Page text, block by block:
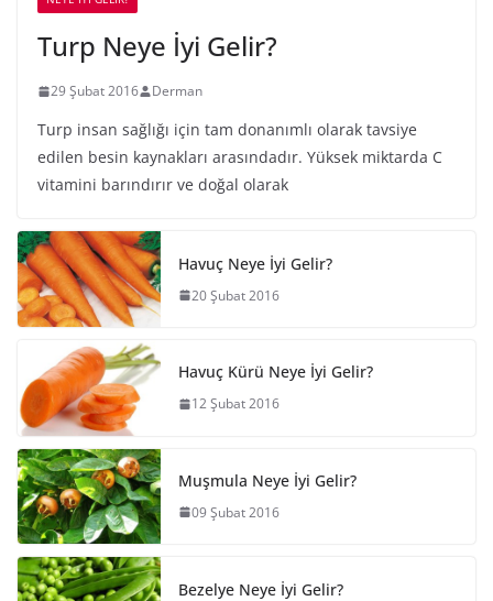
Turp Neye İyi Gelir?
29 Şubat 2016 Derman
Turp insan sağlığı için tam donanımlı olarak tavsiye
edilen besin kaynakları arasındadır. Yüksek miktarda C
vitamini barındırır ve doğal olarak
Havuç Neye İyi Gelir?
20 Şubat 2016
Havuç Kürü Neye İyi Gelir?
12 Şubat 2016
Muşmula Neye İyi Gelir?
09 Şubat 2016
Bezelye Neye İyi Gelir?